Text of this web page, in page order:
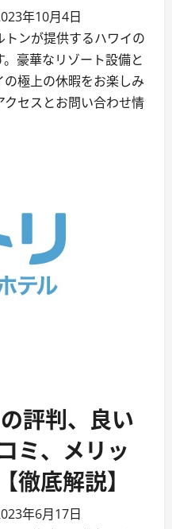
年10月4日
ンが提供するハワイの
豪華なリゾート設備と
極上の休暇をお楽しみ
クセスとお問い合わせ情
評判、良い
ミ、メリッ
徹底解説】
年6月17日